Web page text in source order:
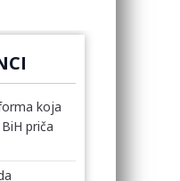
koja
priča